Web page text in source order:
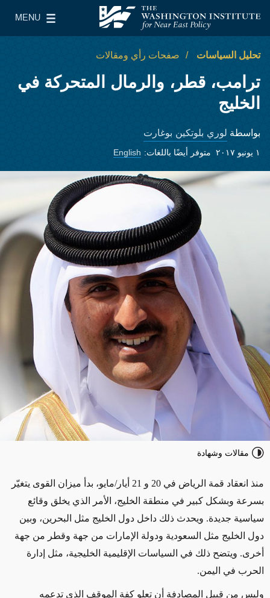
معهد واشنطن لسياسات الشرق الأدنى
MENU
Main Menu
تحليل السياسات صفحات رأي ومقالات
ترامب، قطر، والرمال المتحركة في
الخليج
بواسطة لوري بلوتكين بوغارت
١ يونيو ٢٠١٧ متوفر أيضًا باللغات: English
مقالات وشهادة
منذ انعقاد قمة الرياض في 20 و 21 أيار/مايو، بدأ ميزان القوى يتغيّر
بسرعة وبشكل كبير في منطقة الخليج، الأمر الذي يخلق وقائع
سياسية جديدة. ويحدث ذلك داخل دول الخليج مثل البحرين، وبين
دول الخليج مثل السعودية ودولة الإمارات من جهة وقطر من جهة
أخرى. ويتضح ذلك في السياسات الإقليمية الخليجية، مثل إدارة
الحرب في اليمن.
وليس من قبيل المصادفة أن تعلو كفة الموقف الذي تدعمه